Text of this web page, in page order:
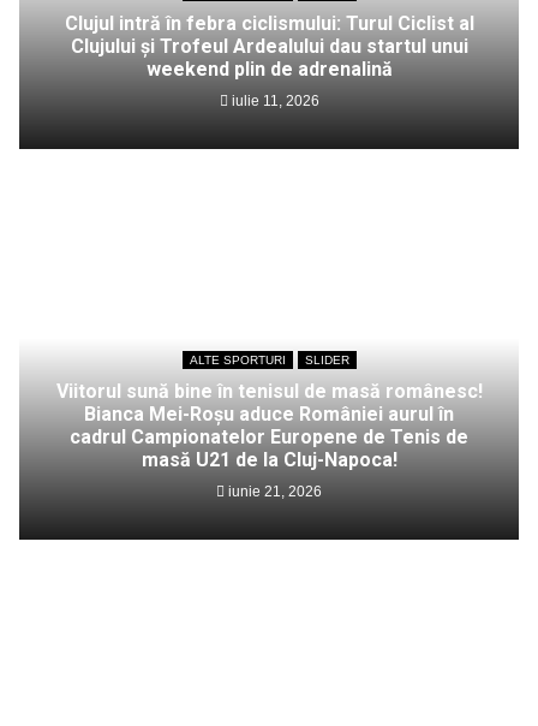
Clujul intră în febra ciclismului: Turul Ciclist al
Clujului și Trofeul Ardealului dau startul unui
weekend plin de adrenalină
iulie 11, 2026
ALTE SPORTURI SLIDER
Viitorul sună bine în tenisul de masă românesc!
Bianca Mei-Roșu aduce României aurul în
cadrul Campionatelor Europene de Tenis de
masă U21 de la Cluj-Napoca!
iunie 21, 2026